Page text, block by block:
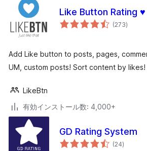
Like Button Rating
(273個
の)
Add Like button to posts, pages,
UM, custom posts! Sort content by
LikeBtn
有効インストール数: 4,000+
GD Rating System
(24個
の)